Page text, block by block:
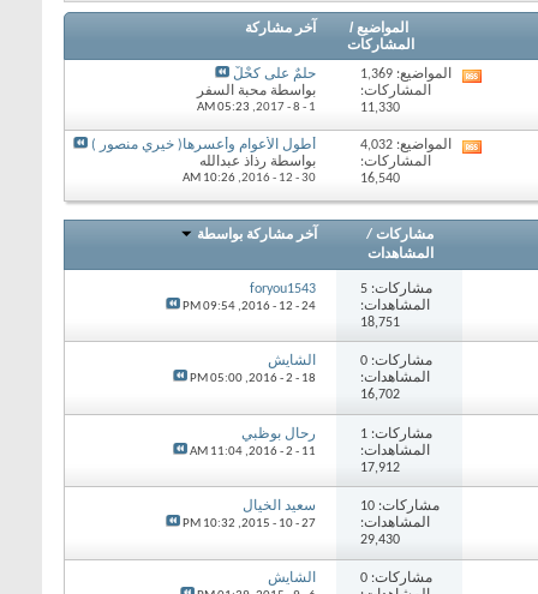
المواضيع /
المشاركات
آخر مشاركة
مشاهدة
تغذيات
المنتدى
المواضيع: 1,369
المشاركات:
11,330
حلْمٌ على كحْلْ
بواسطة محبة السفر
1 - 8 - 2017,
05:23 AM
مشاهدة
تغذيات
المنتدى
المواضيع: 4,032
المشاركات:
16,540
أطول الأعوام وأعسرها( خيري منصور )
بواسطة رذاذ عبدالله
30 - 12 - 2016,
10:26 AM
مشاركات/
المشاهدات
آخر مشاركة بواسطة
مشاركات: 5
المشاهدات:
18,751
foryou1543
24 - 12 - 2016,
09:54 PM
مشاركات: 0
المشاهدات:
16,702
الشايش
18 - 2 - 2016,
05:00 PM
مشاركات: 1
المشاهدات:
17,912
رحال بوظبي
11 - 2 - 2016,
11:04 AM
مشاركات: 10
المشاهدات:
29,430
سعيد الخيال
27 - 10 - 2015,
10:32 PM
مشاركات: 0
الشايش